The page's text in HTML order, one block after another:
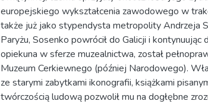
europejskiego wykształcenia zawodowego w
także już jako stypendysta metropolity Andrzeja
Paryżu, Sosenko powrócił do Galicji i kontynuując
opiekuna w sferze muzealnictwa, został
Muzeum Cerkiewnego (później Narodowego).
ze starymi zabytkami ikonografii, książkami
twórczością ludową pozwolił mu na dogłębne